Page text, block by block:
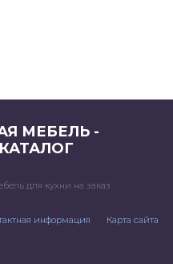
МЕБЕЛЬ -
для кухни на заказ
информация Карта сайта